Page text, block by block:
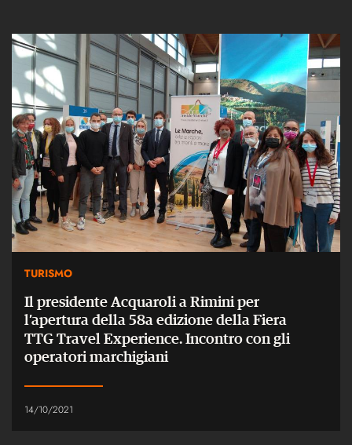
TURISMO
Il presidente Acquaroli a Rimini per
l’apertura della 58a edizione della Fiera
TTG Travel Experience. Incontro con gli
operatori marchigiani
14/10/2021